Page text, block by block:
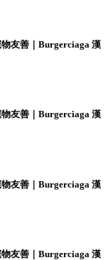
物友善｜Burgerciaga 漢
物友善｜Burgerciaga 漢
物友善｜Burgerciaga 漢
物友善｜Burgerciaga 漢